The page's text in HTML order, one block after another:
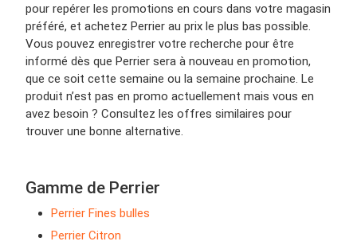
pour repérer les promotions en cours dans votre magasin
préféré, et achetez Perrier au prix le plus bas possible.
Vous pouvez enregistrer votre recherche pour être
informé dès que Perrier sera à nouveau en promotion,
que ce soit cette semaine ou la semaine prochaine. Le
produit n’est pas en promo actuellement mais vous en
avez besoin ? Consultez les offres similaires pour
trouver une bonne alternative.
Gamme de Perrier
Perrier Fines bulles
Perrier Citron